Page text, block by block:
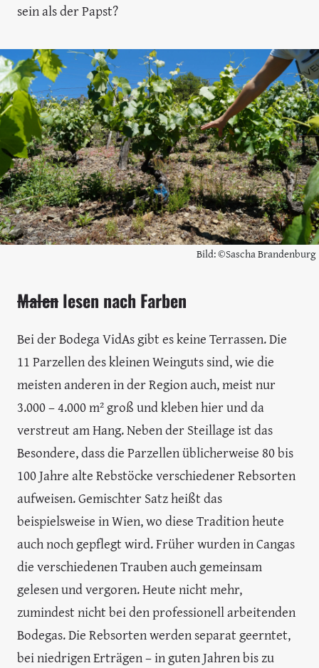
sein als der Papst?
Bild: ©Sascha Brandenburg
Malenlesen nach Farben
Bei der Bodega VidAs gibt es keine Terrassen. Die
11 Parzellen des kleinen Weinguts sind, wie die
meisten anderen in der Region auch, meist nur
3.000 – 4.000 m² groß und kleben hier und da
verstreut am Hang. Neben der Steillage ist das
Besondere, dass die Parzellen üblicherweise 80 bis
100 Jahre alte Rebstöcke verschiedener Rebsorten
aufweisen. Gemischter Satz heißt das
beispielsweise in Wien, wo diese Tradition heute
auch noch gepflegt wird. Früher wurden in Cangas
die verschiedenen Trauben auch gemeinsam
gelesen und vergoren. Heute nicht mehr,
zumindest nicht bei den professionell arbeitenden
Bodegas. Die Rebsorten werden separat geerntet,
bei niedrigen Erträgen – in guten Jahren bis zu